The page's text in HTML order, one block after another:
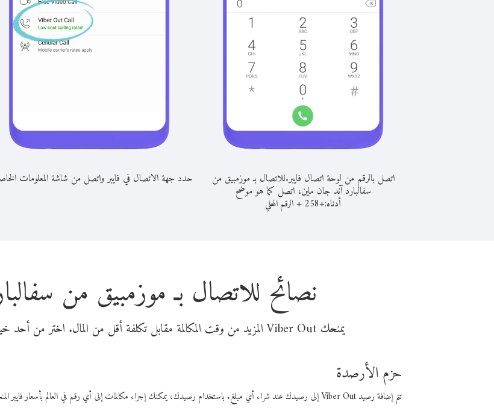
اتصل بالرقم من لوحة اتصال فايبر.للاتصال بـ موزمبيق من
سفالبارد آند جان ماين، اتصل كما هو موضح
أدناه:+
258
+الرقم المحلي
حدد جهة الاتصال في فايبر واتصل من شاشة المعلومات
نصائح للاتصال بـ موزمبيق من
يمنحك Viber Out المزيد من وقت المكالمة مقابل تكلفة أقل من المال. اختر من أحد خيارات الاتصال المرنة ذات السعر المنخفض:
حزم الأرصدة
تتم إضافة رصيد Viber Out إلى رصيدك عند شراء أي مبلغ. باستخدام رصيدك، يمكنك إجراء مكالمات إلى أي رقم في العالم بأسعار فايبر المنخفضة.